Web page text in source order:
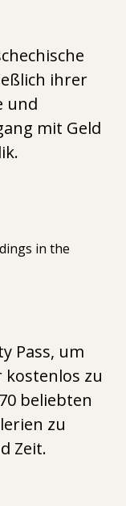
ihrer
und
mit Geld
Pass, um
zu
beliebten
zu
Zeit.